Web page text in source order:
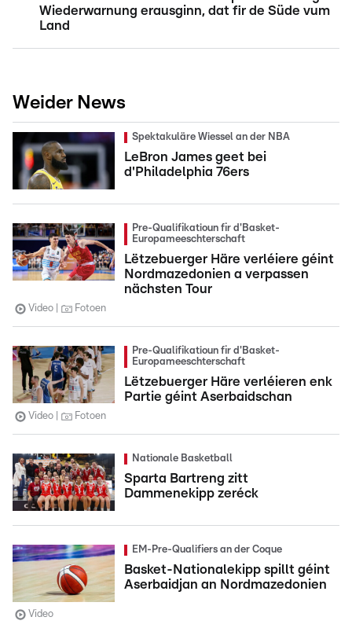
Wiederwarnung erausginn, dat fir de Süde vum
Land
Weider News
Spektakuläre Wiessel an der NBA
LeBron James geet bei
d'Philadelphia 76ers
Pre-Qualifikatioun fir d'Basket-
Europameeschterschaft
Lëtzebuerger Häre verléiere géint
Nordmazedonien a verpassen
nächsten Tour
Video Fotoen
Pre-Qualifikatioun fir d'Basket-
Europameeschterschaft
Lëtzebuerger Häre verléieren enk
Partie géint Aserbaidschan
Video Fotoen
Nationale Basketball
Sparta Bartreng zitt
Dammenekipp zeréck
EM-Pre-Qualifiers an der Coque
Basket-Nationalekipp spillt géint
Aserbaidjan an Nordmazedonien
Video